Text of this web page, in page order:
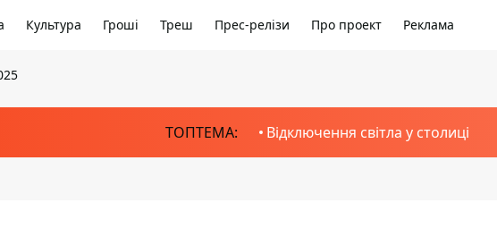
Культура Гроші Треш Прес-релізи Про проект Реклама
ТОПТЕМА: Відключення світла у столиці